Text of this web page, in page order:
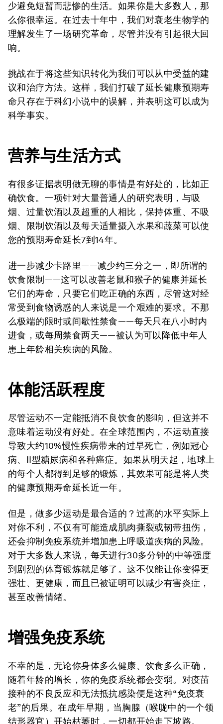
少避免短暂而悲惨的生活。如果你是大多数人，那
么你很幸运。在过去十年中，我们对衰老生物学的
理解发生了一场研究革命，尽管并没有引起很大回
响。
挑战在于将这些知识转化为我们可以从中受益的建
议和治疗方法。这样，我们打破了延长健康预期寿
命只存在于科幻小说中的误解，并表明这可以成为
科学事实。
营养与生活方式
有很多证据表明做无聊的事情是有好处的，比如正
确饮食。一项针对大量普通人的研究表明，与吸
烟、过量饮酒以及超重的人相比，保持体重、不吸
烟、限制饮酒以及每天适量摄入水果和蔬菜可以使
您的预期寿命延长7到14年。
进一步减少卡路里——减少约三分之一，即所谓的
饮食限制——这可以改善老鼠和猴子的健康并延长
它们的寿命，只要它们吃正确的东西，尽管这对经
常受到食物诱惑的人来说是一个艰难的要求。不那
么极端的限时或间歇性禁食——每天只在八小时内
进食，或每周禁食两天——被认为可以降低中年人
患上年龄相关疾病的风险。
体能活跃程度
尽管运动不一定能抵消不良饮食的影响，但这并不
意味着运动没有好处。在全球范围内，不运动直接
导致大约10%慢性疾病带来的过早死亡，例如冠心
病、II型糖尿病和各种癌症。如果从明天起，地球上
的每个人都得到足够的锻炼，其效果可能是将人类
的健康预期寿命延长近一年。
但是，做多少运动是最合适的？过高的水平实际上
对你不利，不仅有可能造成肌肉撕裂或韧带扭伤，
还会抑制免疫系统并增加患上呼吸道疾病的风险。
对于大多数人来说，每天进行30多分钟的中等强度
到剧烈的体育锻炼就足够了。这不仅能让你变得更
强壮、更健康，而且已被证明可以减少有害炎症，
甚至改善情绪。
增强免疫系统
不幸的是，无论你身体多么健康、饮食多么正确，
随着年龄的增长，你的免疫系统都会变弱。对疫苗
接种的不良反应和无法抵抗感染便是这种“免疫衰
老”的后果。在成年早期，当胸腺（喉咙中的一个领
结形器官）开始枯萎时，一切都开始走下坡路。